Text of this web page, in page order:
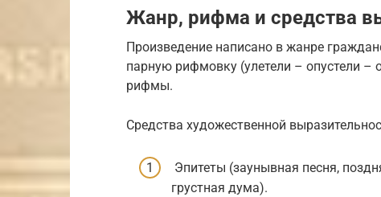
Жанр, рифма и средства
Произведение написано в жанре
парную рифмовку (улетели – опустели –
рифмы.
Средства художественной
Эпитеты (заунывная песня,
грустная дума).